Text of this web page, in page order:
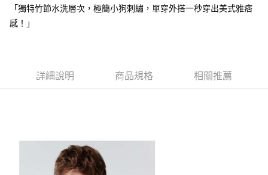
【注意事項】
1.本服務係由「台灣大哥大股份有限公司」（以下簡稱本公司）所提供，讓
用戶於交易時，得透過本服務購買商品或服務，並由商店將買賣／分期付款
由本公司與您本人進行分期帳單所需資料之確認、核對及更正。
3.完整用戶服務條款，請詳閱以下連結：https://oppay.tw/userRule
ATM／網路銀行／等多元方式進行付款，方視為交易完成。
※ 請注意：結帳手續完成當下不需立刻繳費，但若您需要取消訂單，請聯絡
客戶支援中心」 https://netprotections.freshdesk.com/support/home
２．關於個人資料處理事宜，請瀏覽以下網址：
https://aftee.tw/terms/#terms3
３．未成年的使用者請事先徵得法定代理人或監護人之同意方可使用
「AFTEE先享後付」，若未經同意申辦者引起之損失，本公司不負相關責
「獨特竹節水洗層次，極簡小狗刺繡，單穿外搭一秒穿出美式雅痞
感！」
詳細說明 商品規格 相關推薦